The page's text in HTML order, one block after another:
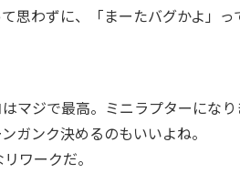
思わずに、「まーたバグかよ」っ
マジで最高。ミニラプターにな
ガンク決めるのもいいよね。
ワークだ。